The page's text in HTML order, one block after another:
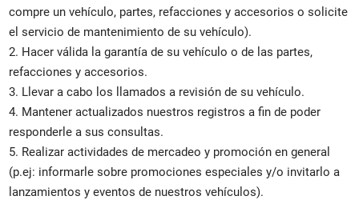
compre un vehículo, partes, refacciones y accesorios o solicite
el servicio de mantenimiento de su vehículo).
2. Hacer válida la garantía de su vehículo o de las partes,
refacciones y accesorios.
3. Llevar a cabo los llamados a revisión de su vehículo.
4. Mantener actualizados nuestros registros a fin de poder
responderle a sus consultas.
5. Realizar actividades de mercadeo y promoción en general
(p.ej: informarle sobre promociones especiales y/o invitarlo a
lanzamientos y eventos de nuestros vehículos).